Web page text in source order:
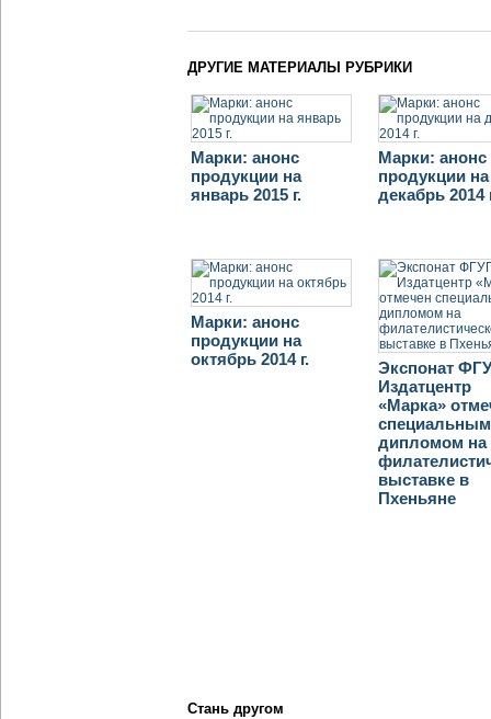
ДРУГИЕ МАТЕРИАЛЫ РУБРИКИ
Марки: анонс
продукции на
январь 2015 г.
Марки: анонс
продукции на
декабрь 2014
Марки: анонс
продукции на
октябрь 2014 г.
Экспонат
Издатцентр
«Марка»
специальным
дипломом на
выставке в
Пхеньяне
Стань другом